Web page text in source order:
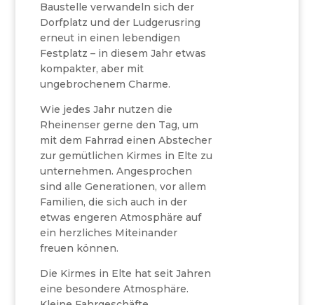
Baustelle verwandeln sich der
Dorfplatz und der Ludgerusring
erneut in einen lebendigen
Festplatz – in diesem Jahr etwas
kompakter, aber mit
ungebrochenem Charme.
Wie jedes Jahr nutzen die
Rheinenser gerne den Tag, um
mit dem Fahrrad einen Abstecher
zur gemütlichen Kirmes in Elte zu
unternehmen. Angesprochen
sind alle Generationen, vor allem
Familien, die sich auch in der
etwas engeren Atmosphäre auf
ein herzliches Miteinander
freuen können.
Die Kirmes in Elte hat seit Jahren
eine besondere Atmosphäre.